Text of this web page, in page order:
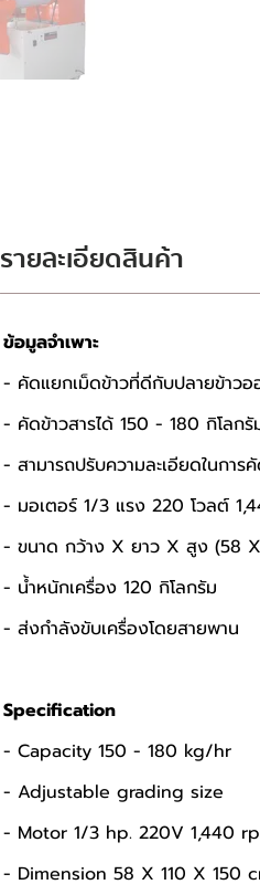
รายละเอียดสินค้า
ข้อมูลจำเพาะ
- คัดแยกเม็ดข้าวที่ดีกับปลายข้าว
- คัดข้าวสารได้ 150 - 180 กิโลก
- สามารถปรับความละเอียดในการ
- มอเตอร์ 1/3 แรง 220 โวลต์
- ขนาด กว้าง X ยาว X สูง (58
- น้ำหนักเครื่อง 120 กิโลกรัม
- ส่งกำลังขับเครื่องโดยสายพาน
Specification
- Capacity 150 - 180 kg/hr
- Adjustable grading size
- Motor 1/3 hp. 220V 1,440
- Dimension 58 X 110 X 150